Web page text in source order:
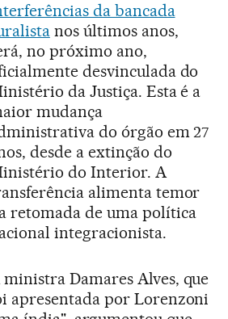
da bancada
nos últimos anos,
no próximo ano,
desvinculada do
da Justiça. Esta é a
mudança
do órgão em 27
desde a extinção do
do Interior. A
alimenta temor
retomada de uma política
integracionista.
ministra Damares Alves, que
apresentada por Lorenzoni